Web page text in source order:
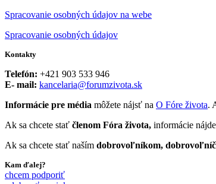
Spracovanie osobných údajov na webe
Spracovanie osobných údajov
Kontakty
Telefón: +421 903 533 946
E- mail: kancelaria@forumzivota.sk
Informácie pre média môžete nájsť na O Fóre života.
Ak sa chcete stať členom Fóra života, informácie
Ak sa chcete stať naším dobrovoľníkom,
Kam ďalej?
chcem podporiť